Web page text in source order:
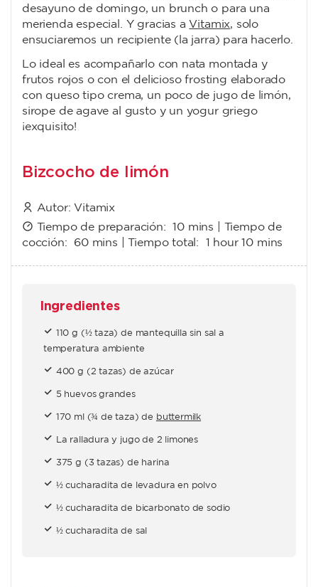
desayuno de domingo, un brunch o para una
merienda especial. Y gracias a Vitamix, solo
ensuciaremos un recipiente (la jarra) para hacerlo.
Lo ideal es acompañarlo con nata montada y
frutos rojos o con el delicioso frosting elaborado
con queso tipo crema, un poco de jugo de limón,
sirope de agave al gusto y un yogur griego
¡exquisito!
Bizcocho de limón
Autor: Vitamix
Tiempo de preparación:10 mins | Tiempo de
cocción: 60 mins | Tiempo total: 1 hour 10 mins
Ingredientes
110 g (½ taza) de mantequilla sin sal a
temperatura ambiente
400 g (2 tazas) de azúcar
5 huevos grandes
170 ml (¾ de taza) de buttermilk
La ralladura y jugo de 2 limones
375 g (3 tazas) de harina
½ cucharadita de levadura en polvo
½ cucharadita de bicarbonato de sodio
½ cucharadita de sal